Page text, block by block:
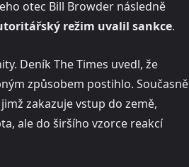
otec Bill Browder následně
režim uvalil sankce.
Deník The Times uvedl, že
způsobem postihlo. Současně
zakazuje vstup do země,
ale do širšího vzorce reakcí